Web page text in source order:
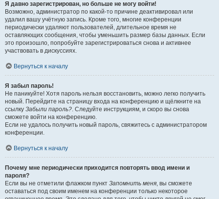
Я давно зарегистрирован, но больше не могу войти!
Возможно, администратор по какой-то причине деактивировал или
удалил вашу учётную запись. Кроме того, многие конференции
периодически удаляют пользователей, длительное время не
оставляющих сообщения, чтобы уменьшить размер базы данных. Если
это произошло, попробуйте зарегистрироваться снова и активнее
участвовать в дискуссиях.
Вернуться к началу
Я забыл пароль!
Не паникуйте! Хотя пароль нельзя восстановить, можно легко получить
новый. Перейдите на страницу входа на конференцию и щёлкните на
ссылку Забыли пароль?. Следуйте инструкциям, и скоро вы снова
сможете войти на конференцию.
Если не удалось получить новый пароль, свяжитесь с администратором
конференции.
Вернуться к началу
Почему мне периодически приходится повторять ввод имени и
пароля?
Если вы не отметили флажком пункт Запомнить меня, вы сможете
оставаться под своим именем на конференции только некоторое